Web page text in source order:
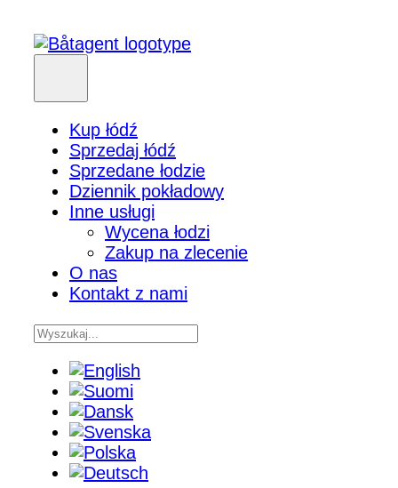
Kup łódź
Sprzedaj łódź
Sprzedane łodzie
Dziennik pokładowy
Inne usługi
Wycena łodzi
Zakup na zlecenie
O nas
Kontakt z nami